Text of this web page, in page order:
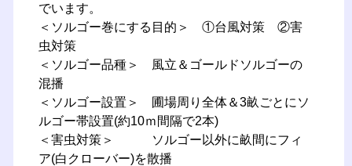
でいます。
＜ソルゴー巻にする目的＞ ①台風対策 ②害
虫対策
＜ソルゴー品種＞ 風立＆ゴールドソルゴーの
混播
＜ソルゴー設置＞ 圃場周り全体＆3畝ごとにソ
ルゴー帯設置(約10ｍ間隔で2本)
＜害虫対策＞ ソルゴー以外に畝間にフィ
ア(白クローバー)を散播